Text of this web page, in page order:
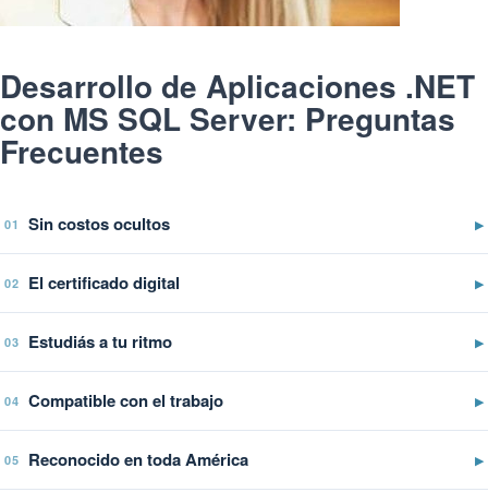
Desarrollo de Aplicaciones .NET
con MS SQL Server: Preguntas
Frecuentes
01 Sin costos ocultos ▶
02 El certificado digital ▶
03 Estudiás a tu ritmo ▶
04 Compatible con el trabajo ▶
05 Reconocido en toda América ▶